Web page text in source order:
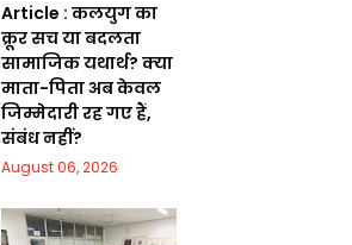
Article : कलयुग का
क्रूर सच या बदलता
सामाजिक यथार्थ? क्या
माता-पिता अब केवल
जिम्मेदारी रह गए हैं,
संबंध नहीं?
August 06, 2026